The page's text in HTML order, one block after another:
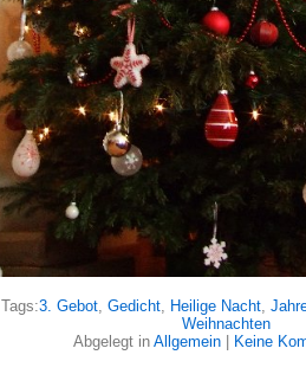
Tags:3. Gebot, Gedicht, Heilige Nacht,
Weihnachten
Abgelegt in Allgemein Keine